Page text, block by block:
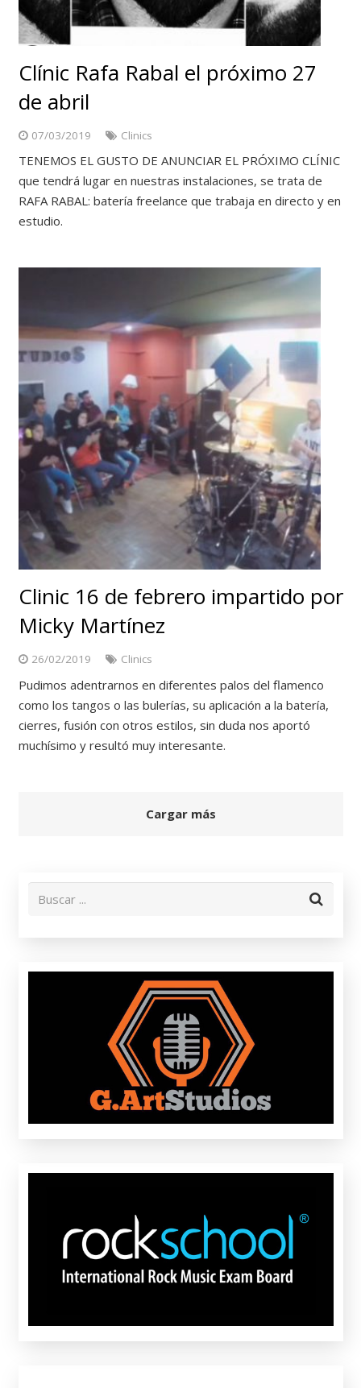
Clínic Rafa Rabal el próximo 27
de abril
07/03/2019 Clinics
TENEMOS EL GUSTO DE ANUNCIAR EL PRÓXIMO CLÍNIC
que tendrá lugar en nuestras instalaciones, se trata de
RAFA RABAL: batería freelance que trabaja en directo y en
estudio.
Clinic 16 de febrero impartido por
Micky Martínez
26/02/2019 Clinics
Pudimos adentrarnos en diferentes palos del flamenco
como los tangos o las bulerías, su aplicación a la batería,
cierres, fusión con otros estilos, sin duda nos aportó
muchísimo y resultó muy interesante.
Cargar más